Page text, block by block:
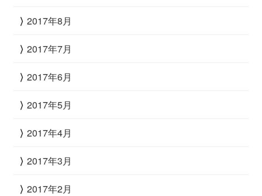
2017年8月
2017年7月
2017年6月
2017年5月
2017年4月
2017年3月
2017年2月